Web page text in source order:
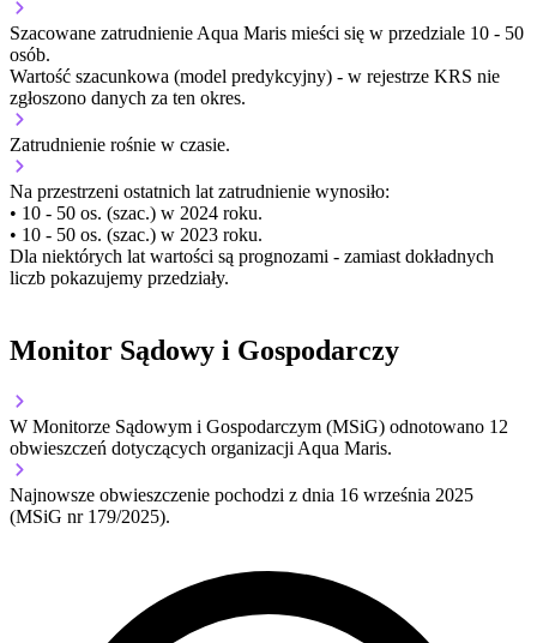
Szacowane zatrudnienie Aqua Maris mieści się w przedziale 10 - 50
osób.
Wartość szacunkowa (model predykcyjny) - w rejestrze KRS nie
zgłoszono danych za ten okres.
Zatrudnienie rośnie w czasie.
Na przestrzeni ostatnich lat zatrudnienie wynosiło:
• 10 - 50 os. (szac.) w 2024 roku.
• 10 - 50 os. (szac.) w 2023 roku.
Dla niektórych lat wartości są prognozami - zamiast dokładnych
liczb pokazujemy przedziały.
Monitor Sądowy i Gospodarczy
W Monitorze Sądowym i Gospodarczym (MSiG) odnotowano 12
obwieszczeń dotyczących organizacji Aqua Maris.
Najnowsze obwieszczenie pochodzi z dnia 16 września 2025
(MSiG nr 179/2025).